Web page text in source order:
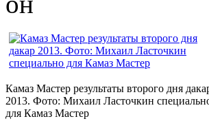
Камаз Мастер результаты второго дня
2013. Фото: Михаил Ласточкин
для Камаз Мастер